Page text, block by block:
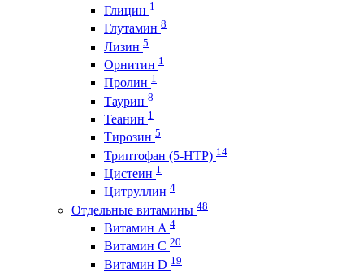
Глицин 1
Глутамин 8
Лизин 5
Орнитин 1
Пролин 1
Таурин 8
Теанин 1
Тирозин 5
Триптофан (5-HTP) 14
Цистеин 1
Цитруллин 4
Отдельные витамины 48
Витамин A 4
Витамин C 20
Витамин D 19